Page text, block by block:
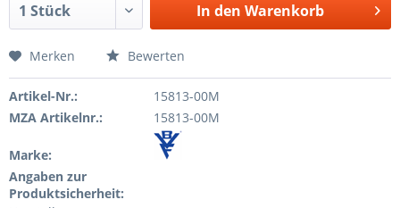
In den Warenkorb
Merken Bewerten
Artikel-Nr.:
15813-00M
MZA Artikelnr.:
15813-00M
Marke:
Angaben zur
Produktsicherheit: